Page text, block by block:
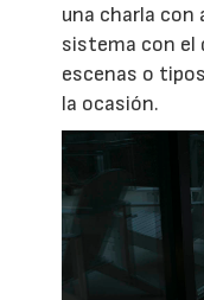
una charla con
sistema con el
escenas o
la ocasión.